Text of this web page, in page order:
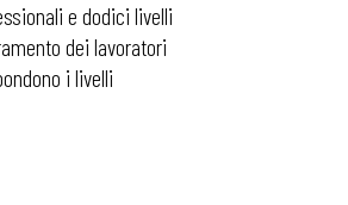
e dodici livelli
dei lavoratori
i livelli